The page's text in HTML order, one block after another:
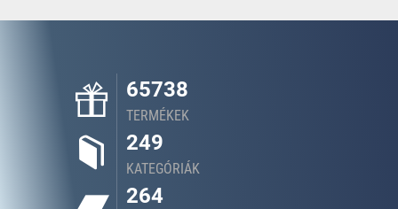
65738
TERMÉKEK
249
KATEGÓRIÁK
264